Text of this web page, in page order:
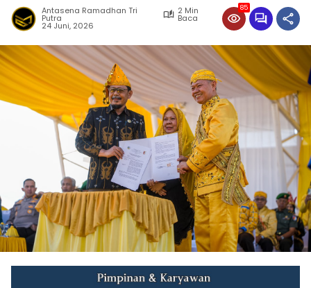
Antasena Ramadhan Tri
Putra
2 Min
Baca
24 Juni, 2026
85